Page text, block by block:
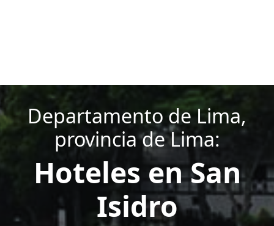
Departamento de Lima,
provincia de Lima:
Hoteles en San
Isidro